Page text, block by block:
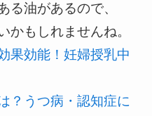
る油があるので、
かもしれませんね。
果効能！妊婦授乳中
？うつ病・認知症に